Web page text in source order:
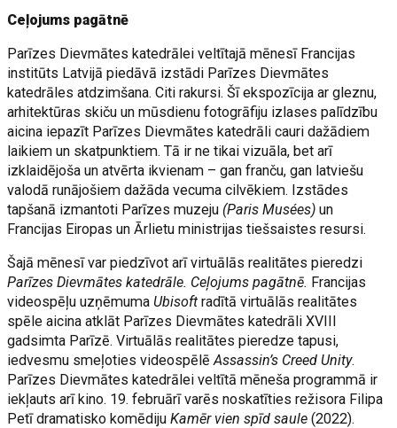
Ceļojums pagātnē
Parīzes Dievmātes katedrālei veltītajā mēnesī Francijas
institūts Latvijā piedāvā izstādi Parīzes Dievmātes
katedrāles atdzimšana. Citi rakursi. Šī ekspozīcija ar gleznu,
arhitektūras skiču un mūsdienu fotogrāfiju izlases palīdzību
aicina iepazīt Parīzes Dievmātes katedrāli cauri dažādiem
laikiem un skatpunktiem. Tā ir ne tikai vizuāla, bet arī
izklaidējoša un atvērta ikvienam – gan franču, gan latviešu
valodā runājošiem dažāda vecuma cilvēkiem. Izstādes
tapšanā izmantoti Parīzes muzeju (Paris Musées)un
Francijas Eiropas un Ārlietu ministrijas tiešsaistes resursi.
Šajā mēnesī var piedzīvot arī virtuālās realitātes pieredzi
Parīzes Dievmātes katedrāle. Ceļojums pagātnē. Francijas
videospēļu uzņēmuma Ubisoftradītā virtuālās realitātes
spēle aicina atklāt Parīzes Dievmātes katedrāli XVIII
gadsimta Parīzē. Virtuālās realitātes pieredze tapusi,
iedvesmu smeļoties videospēlēAssassin’s Creed Unity.
Parīzes Dievmātes katedrālei veltītā mēneša programmā ir
iekļauts arī kino. 19. februārī varēs noskatīties režisora Filipa
Petī dramatisko komēdijuKamēr vien spīd saule (2022).